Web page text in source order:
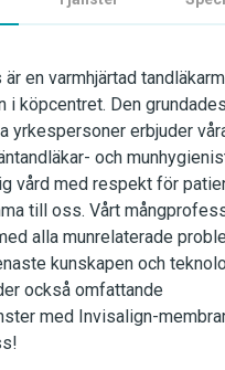
en varmhjärtad
i köpcentret. Den
yrkespersoner erbjuder
och
vård med respekt för
till oss. Vårt
alla munrelaterade
kunskapen och
också omfattande
med Invisalign-